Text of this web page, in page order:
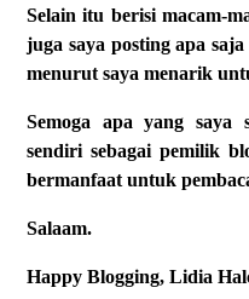
Selain itu berisi macam-
juga saya posting apa
menurut saya menarik
Semoga apa yang
sendiri sebagai pemilik
bermanfaat untuk
Salaam.
Happy Blogging, Lidia